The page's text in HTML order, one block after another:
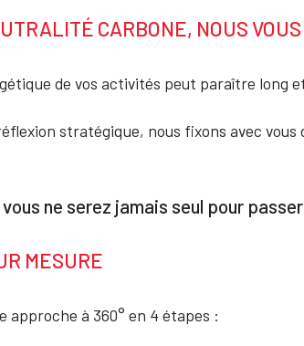
CARBONE, NOUS VOUS
de vos activités peut paraître long
stratégique, nous fixons avec
ne serez jamais seul pour
MESURE
approche à 360° en 4 étapes :